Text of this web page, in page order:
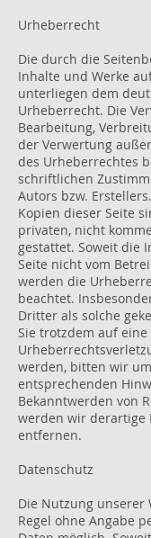
Urheberrecht
Die durch die
Inhalte und Werke
unterliegen dem
Urheberrecht. Die
Bearbeitung,
der Verwertung
des Urheberrechtes
schriftlichen
Autors bzw.
Kopien dieser Seite
privaten, nicht
gestattet. Soweit die
Seite nicht vom
werden die
beachtet.
Dritter als solche
Sie trotzdem auf eine
werden, bitten wir
entsprechenden
Bekanntwerden von
werden wir derartige
entfernen.
Datenschutz
Die Nutzung unserer
Regel ohne Angabe